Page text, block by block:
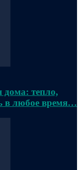
дома: тепло,
в любое время…